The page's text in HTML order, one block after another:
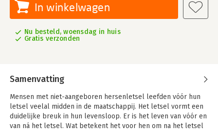
In winkelwagen
Nu besteld, woensdag in huis
Gratis verzonden
Samenvatting
Mensen met niet-aangeboren hersenletsel leefden vóór hun
letsel veelal midden in de maatschappij. Het letsel vormt een
duidelijke breuk in hun levensloop. Er is het leven van vóór en
van ná het letsel. Wat betekent het voor hen om na het letsel